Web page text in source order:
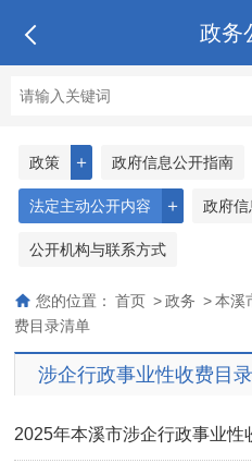
政务
＋
政策 政府信息公开指南
＋
法定主动公开内容 政府
公开机构与联系方式
您的位置： 首页 > 政务 > 本溪
费目录清单
涉企行政事业性收费目
2025年本溪市涉企行政事业性